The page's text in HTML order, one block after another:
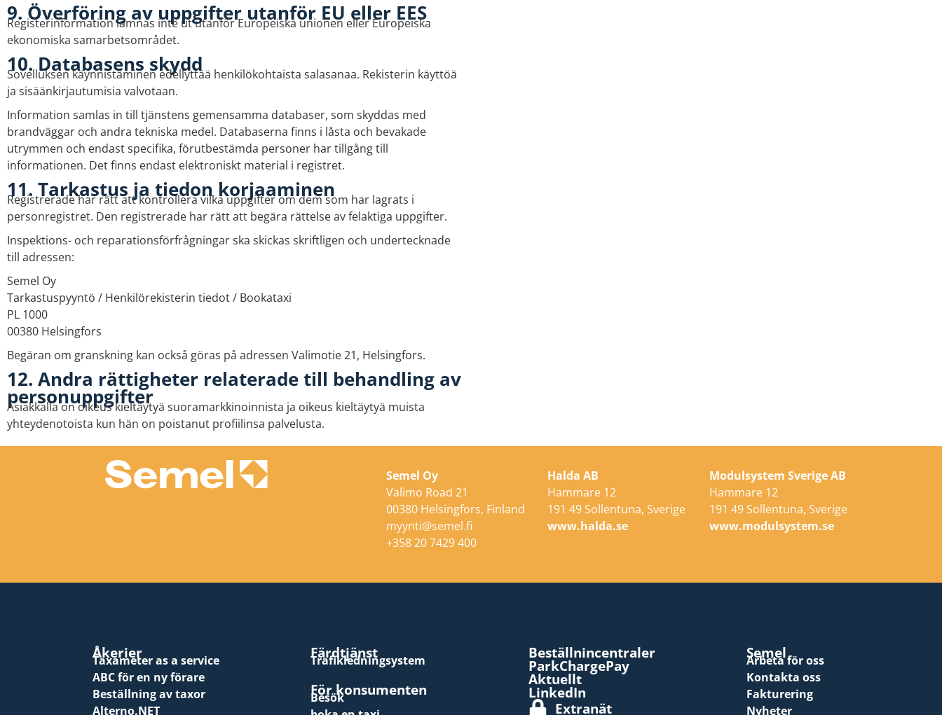
9. Överföring av uppgifter utanför EU eller EES
Registerinformation lämnas inte ut utanför Europeiska unionen eller Europeiska
ekonomiska samarbetsområdet.
10. Databasens skydd
Sovelluksen käynnistäminen edellyttää henkilökohtaista salasanaa. Rekisterin käyttöä
ja sisäänkirjautumisia valvotaan.
Information samlas in till tjänstens gemensamma databaser, som skyddas med
brandväggar och andra tekniska medel. Databaserna finns i låsta och bevakade
utrymmen och endast specifika, förutbestämda personer har tillgång till
informationen. Det finns endast elektroniskt material i registret.
11. Tarkastus ja tiedon korjaaminen
Registrerade har rätt att kontrollera vilka uppgifter om dem som har lagrats i
personregistret. Den registrerade har rätt att begära rättelse av felaktiga uppgifter.
Inspektions- och reparationsförfrågningar ska skickas skriftligen och undertecknade
till adressen:
Semel Oy
Tarkastuspyyntö / Henkilörekisterin tiedot / Bookataxi
PL 1000
00380 Helsingfors
Begäran om granskning kan också göras på adressen Valimotie 21, Helsingfors.
12. Andra rättigheter relaterade till behandling av
personuppgifter
Asiakkalla on oikeus kieltäytyä suoramarkkinoinnista ja oikeus kieltäytyä muista
yhteydenotoista kun hän on poistanut profiilinsa palvelusta.
Semel Oy
Valimo Road 21
00380 Helsingfors, Finland
myynti@semel.fi
+358 20 7429 400
Halda AB
Hammare 12
191 49 Sollentuna, Sverige
www.halda.se
Modulsystem Sverige AB
Hammare 12
191 49 Sollentuna, Sverige
www.modulsystem.se
Åkerier
Taxameter as a service
ABC för en ny förare
Beställning av taxor
Alterno.NET
Färdtjänst
Trafikledningsystem
För konsumenten
Besök
Beställnincentraler
ParkChargePay
Aktuellt
LinkedIn
Extranät
Semel
Arbeta för oss
Kontakta oss
Fakturering
Nyheter